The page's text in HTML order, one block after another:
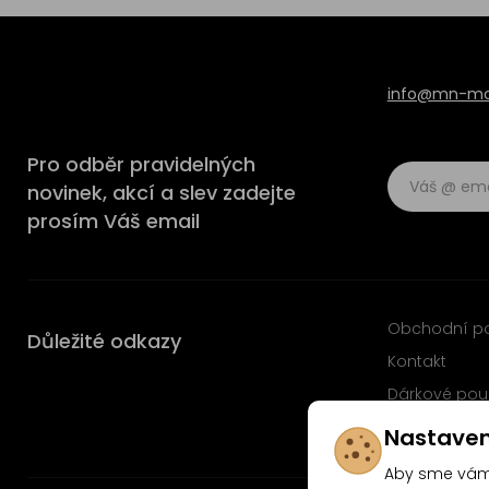
info@mn-
Pro odběr pravidelných
novinek, akcí a slev zadejte
prosím Váš email
Důležité odkazy Obchodní
Kontakt
Dárkové
Časté dotazy
Aby sme